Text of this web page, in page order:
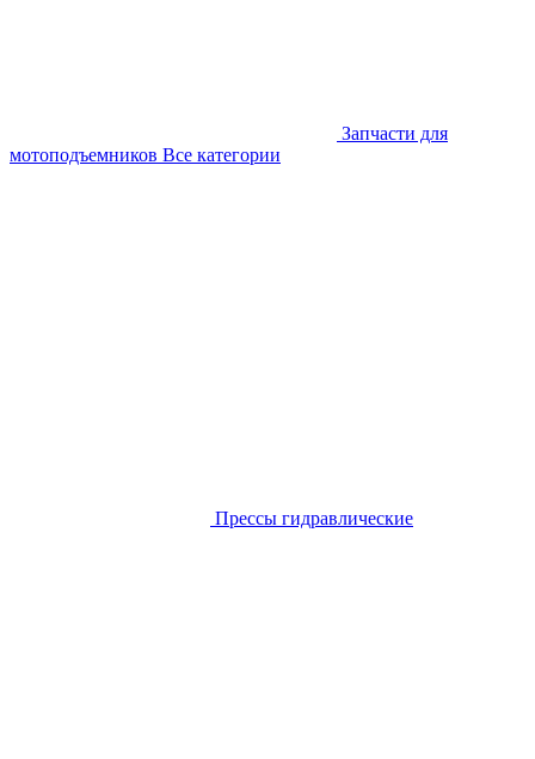
Запчасти для
мотоподъемников Все категории
Прессы гидравлические